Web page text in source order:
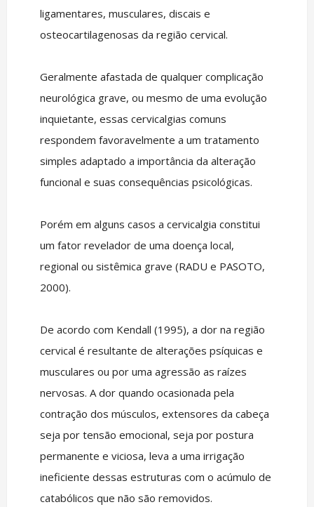
ligamentares, musculares, discais e
osteocartilagenosas da região cervical.
Geralmente afastada de qualquer complicação
neurológica grave, ou mesmo de uma evolução
inquietante, essas cervicalgias comuns
respondem favoravelmente a um tratamento
simples adaptado a importância da alteração
funcional e suas consequências psicológicas.
Porém em alguns casos a cervicalgia constitui
um fator revelador de uma doença local,
regional ou sistêmica grave (RADU e PASOTO,
2000).
De acordo com Kendall (1995), a dor na região
cervical é resultante de alterações psíquicas e
musculares ou por uma agressão as raízes
nervosas. A dor quando ocasionada pela
contração dos músculos, extensores da cabeça
seja por tensão emocional, seja por postura
permanente e viciosa, leva a uma irrigação
ineficiente dessas estruturas com o acúmulo de
catabólicos que não são removidos.